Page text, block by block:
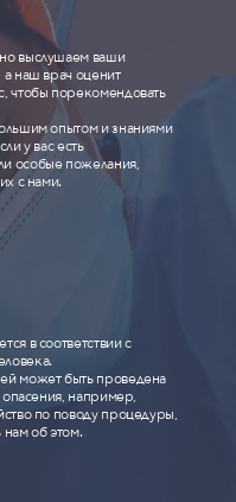
выслушаем ваши
а наш врач оценит
чтобы порекомендовать
опытом и знаниями
у вас есть
особые пожелания,
с нами.
в соответствии с
может быть проведена
опасения, например,
по поводу процедуры,
нам об этом.